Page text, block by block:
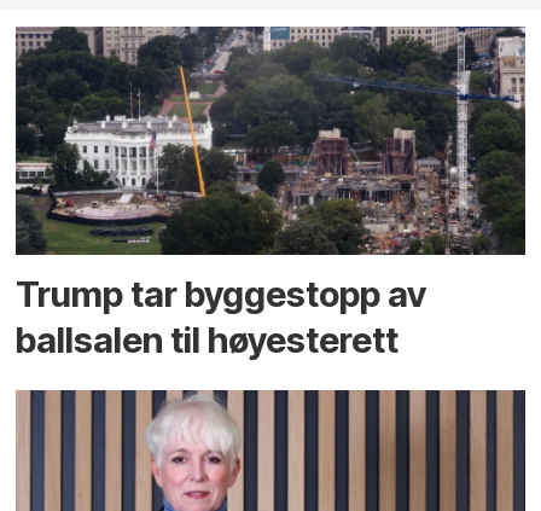
Trump tar byggestopp av
ballsalen til høyesterett